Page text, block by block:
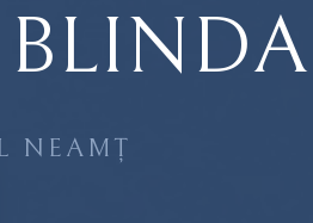
NEAMȚ